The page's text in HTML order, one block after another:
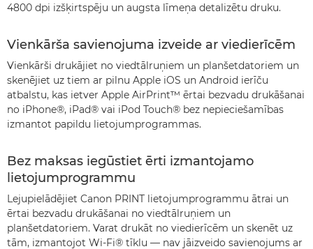
4800 dpi izšķirtspēju un augsta līmeņa detalizētu druku.
Vienkārša savienojuma izveide ar viedierīcēm
Vienkārši drukājiet no viedtālruņiem un planšetdatoriem un
skenējiet uz tiem ar pilnu Apple iOS un Android ierīču
atbalstu, kas ietver Apple AirPrint™ ērtai bezvadu drukāšanai
no iPhone®, iPad® vai iPod Touch® bez nepieciešamības
izmantot papildu lietojumprogrammas.
Bez maksas iegūstiet ērti izmantojamo
lietojumprogrammu
Lejupielādējiet Canon PRINT lietojumprogrammu ātrai un
ērtai bezvadu drukāšanai no viedtālruņiem un
planšetdatoriem. Varat drukāt no viedierīcēm un skenēt uz
tām, izmantojot Wi-Fi® tīklu — nav jāizveido savienojums ar